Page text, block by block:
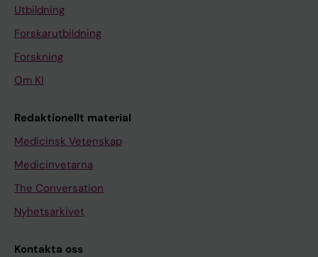
Utbildning
Forskarutbildning
Forskning
Om KI
Redaktionellt material
Medicinsk Vetenskap
Medicinvetarna
The Conversation
Nyhetsarkivet
Kontakta oss